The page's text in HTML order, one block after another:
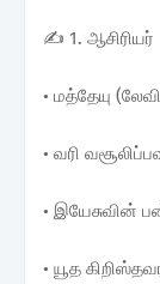
✍️ 1. ஆசிரியர்
• மத்தேயு
• வரி
• இயேசுவின்
• யூத